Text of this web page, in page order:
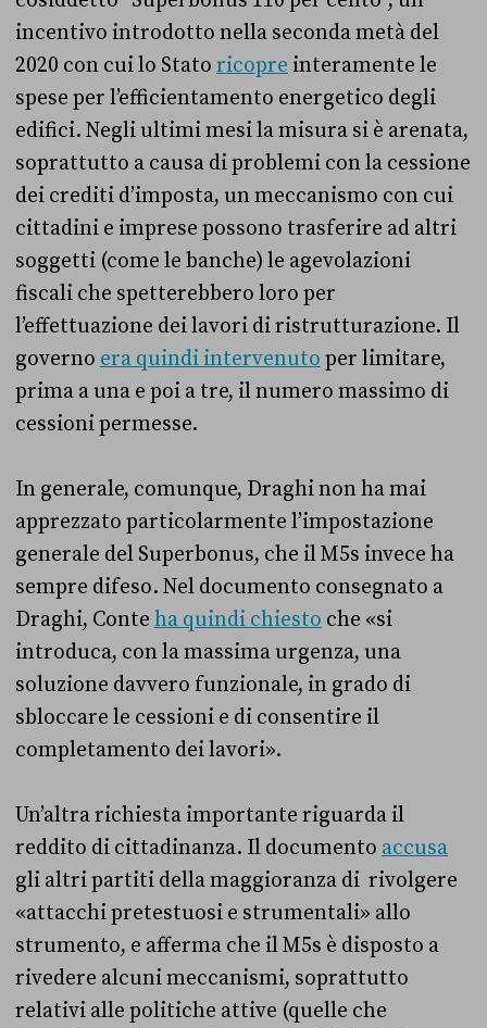
incentivo introdotto nella seconda metà del
2020 con cui lo Stato ricopre interamente le
spese per l’efficientamento energetico degli
edifici. Negli ultimi mesi la misura si è arenata,
soprattutto a causa di problemi con la cessione
dei crediti d’imposta, un meccanismo con cui
cittadini e imprese possono trasferire ad altri
soggetti (come le banche) le agevolazioni
fiscali che spetterebbero loro per
l’effettuazione dei lavori di ristrutturazione. Il
governo era quindi intervenuto per limitare,
prima a una e poi a tre, il numero massimo di
cessioni permesse.
In generale, comunque, Draghi non ha mai
apprezzato particolarmente l’impostazione
generale del Superbonus, che il M5s invece ha
sempre difeso. Nel documento consegnato a
Draghi, Conte ha quindi chiesto che «si
introduca, con la massima urgenza, una
soluzione davvero funzionale, in grado di
sbloccare le cessioni e di consentire il
completamento dei lavori».
Un’altra richiesta importante riguarda il
reddito di cittadinanza. Il documento accusa
gli altri partiti della maggioranza di rivolgere
«attacchi pretestuosi e strumentali» allo
strumento, e afferma che il M5s è disposto a
rivedere alcuni meccanismi, soprattutto
relativi alle politiche attive (quelle che